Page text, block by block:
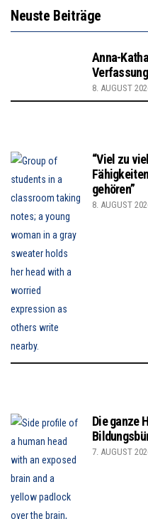
Neuste Beiträge
Anna-
8. AUGUST
“Viel zu
gehören”
8. AUGUST
Die ganze
7. AUGUST